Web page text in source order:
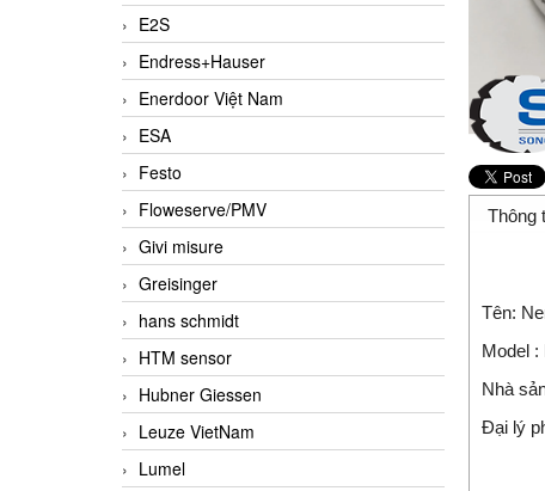
E2S
Endress+Hauser
Enerdoor Việt Nam
ESA
Festo
Floweserve/PMV
Givi misure
Greisinger
hans schmidt
HTM sensor
Hubner Giessen
Leuze VietNam
Lumel
Thông
Tên:
Model :
Nhà
Đại lý